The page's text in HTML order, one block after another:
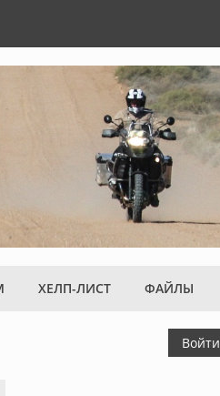
ХЕЛП-ЛИСТ ФАЙЛЫ
Войти